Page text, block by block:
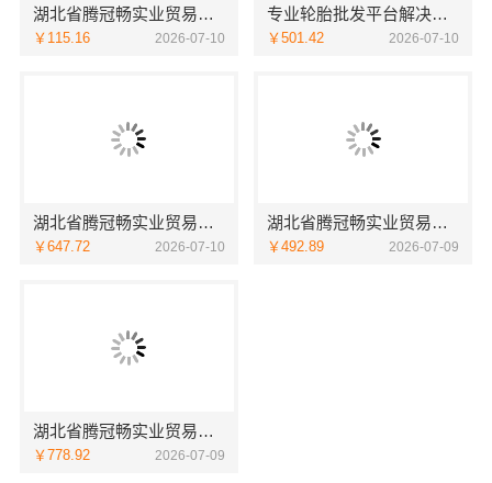
湖北省腾冠畅实业贸易有限公司：推荐轮胎平台优势
￥115.16 2026-07-10
专业轮胎批发平台解决方案，湖北省腾冠畅实业贸易有限公司合规履约
￥501.42 2026-07-10
湖北省腾冠畅实业贸易有限公司：国内轮胎平台解决方案
￥647.72 2026-07-10
湖北省腾冠畅实业贸易有限公司：推荐轮胎批发公司功能介绍
￥492.89 2026-07-09
湖北省腾冠畅实业贸易有限公司：专业轮胎批发平台解决方案
￥778.92 2026-07-09